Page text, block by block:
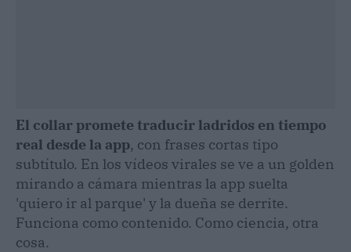
El collar promete traducir ladridos en tiempo
real desde la app, con frases cortas tipo
subtítulo. En los vídeos virales se ve a un golden
mirando a cámara mientras la app suelta
'quiero ir al parque' y la dueña se derrite.
Funciona como contenido. Como ciencia, otra
cosa.